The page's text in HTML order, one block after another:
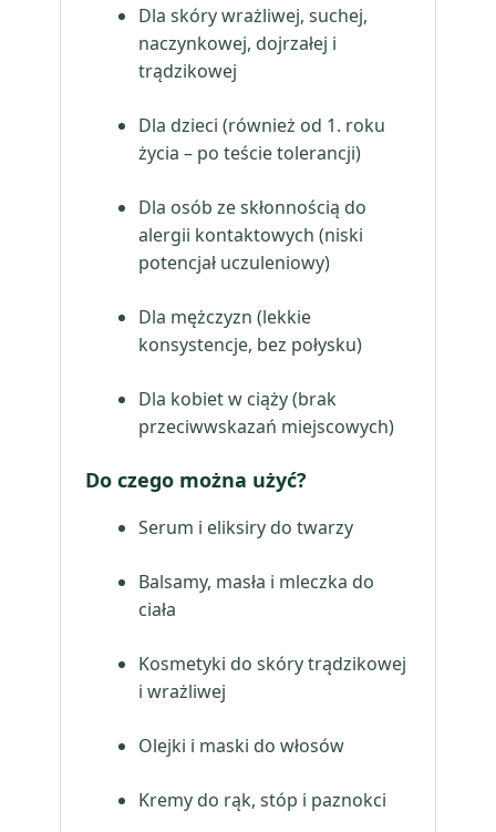
Dla skóry wrażliwej, suchej,
naczynkowej, dojrzałej i
trądzikowej
Dla dzieci (również od 1. roku
życia – po teście tolerancji)
Dla osób ze skłonnością do
alergii kontaktowych (niski
potencjał uczuleniowy)
Dla mężczyzn (lekkie
konsystencje, bez połysku)
Dla kobiet w ciąży (brak
przeciwwskazań miejscowych)
Do czego można użyć?
Serum i eliksiry do twarzy
Balsamy, masła i mleczka do
ciała
Kosmetyki do skóry trądzikowej
i wrażliwej
Olejki i maski do włosów
Kremy do rąk, stóp i paznokci